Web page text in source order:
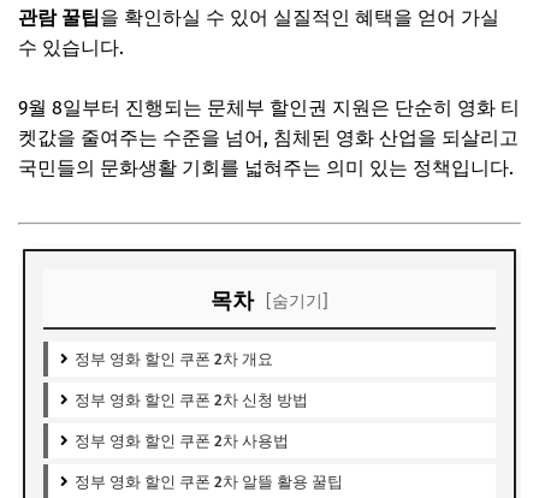
관람 꿀팁을 확인하실 수 있어 실질적인 혜택을 얻어 가실
수 있습니다.
9월 8일부터 진행되는 문체부 할인권 지원은 단순히 영화 티
켓값을 줄여주는 수준을 넘어, 침체된 영화 산업을 되살리고
국민들의 문화생활 기회를 넓혀주는 의미 있는 정책입니다.
목차 [숨기기]
정부 영화 할인 쿠폰 2차 개요
정부 영화 할인 쿠폰 2차 신청 방법
정부 영화 할인 쿠폰 2차 사용법
정부 영화 할인 쿠폰 2차 알뜰 활용 꿀팁